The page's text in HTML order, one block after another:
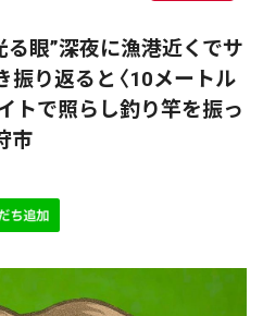
る眼”深夜に漁港近くでサ
り返ると〈10メートル
トで照らし釣り竿を振っ
市